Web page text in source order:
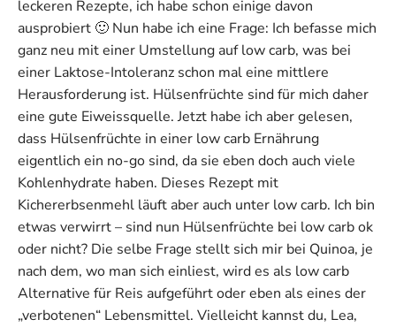
leckeren Rezepte, ich habe schon einige davon
ausprobiert 🙂 Nun habe ich eine Frage: Ich befasse mich
ganz neu mit einer Umstellung auf low carb, was bei
einer Laktose-Intoleranz schon mal eine mittlere
Herausforderung ist. Hülsenfrüchte sind für mich daher
eine gute Eiweissquelle. Jetzt habe ich aber gelesen,
dass Hülsenfrüchte in einer low carb Ernährung
eigentlich ein no-go sind, da sie eben doch auch viele
Kohlenhydrate haben. Dieses Rezept mit
Kichererbsenmehl läuft aber auch unter low carb. Ich bin
etwas verwirrt – sind nun Hülsenfrüchte bei low carb ok
oder nicht? Die selbe Frage stellt sich mir bei Quinoa, je
nach dem, wo man sich einliest, wird es als low carb
Alternative für Reis aufgeführt oder eben als eines der
„verbotenen“ Lebensmittel. Vielleicht kannst du, Lea,